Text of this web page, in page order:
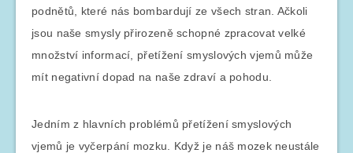
podnětů, které nás bombardují ze všech stran. Ačkoli
jsou naše smysly přirozeně schopné zpracovat velké
množství informací, přetížení smyslových vjemů může
mít negativní dopad na naše zdraví a pohodu.
Jedním z hlavních problémů přetížení smyslových
vjemů je vyčerpání mozku. Když je náš mozek neustále